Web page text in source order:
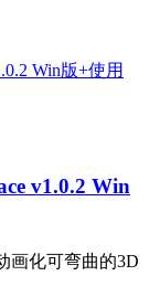
v1.0.2 Win
画化可弯曲的3D